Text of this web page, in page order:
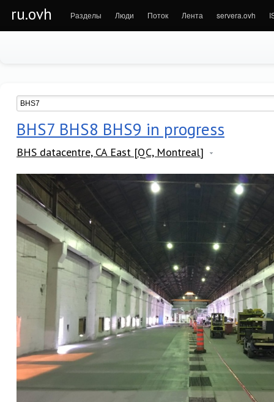
ru.ovh Разделы Люди Поток Лента servera.ovh
BHS7 BHS8 BHS9 in progress
BHS datacentre, CA East [QC, Montreal]